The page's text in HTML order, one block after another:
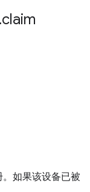
.claim
如果该设备已被